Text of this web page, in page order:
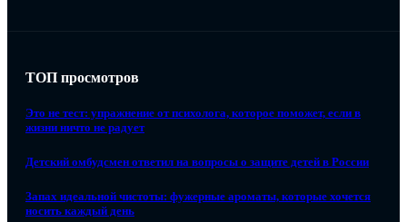
ТОП просмотров
Это не тест: упражнение от психолога, которое поможет, если в
жизни ничто не радует
Детский омбудсмен ответил на вопросы о защите детей в России
Запах идеальной чистоты: фужерные ароматы, которые хочется
носить каждый день